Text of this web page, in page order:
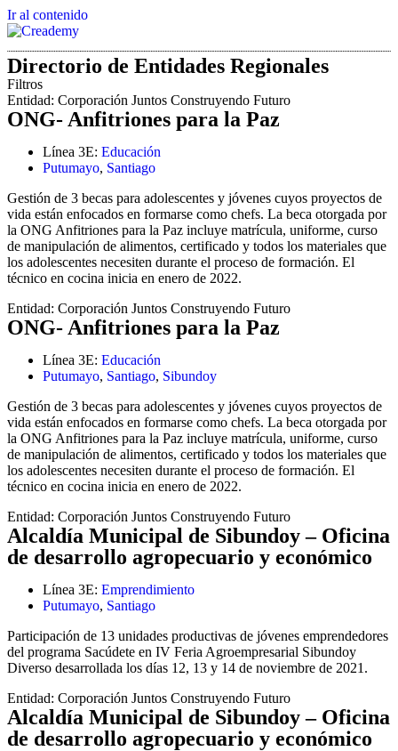
Ir al contenido
Directorio de Entidades Regionales
Filtros
Entidad: Corporación Juntos Construyendo Futuro
ONG- Anfitriones para la Paz
Línea 3E: Educación
Putumayo, Santiago
Gestión de 3 becas para adolescentes y jóvenes cuyos proyectos de
vida están enfocados en formarse como chefs. La beca otorgada por
la ONG Anfitriones para la Paz incluye matrícula, uniforme, curso
de manipulación de alimentos, certificado y todos los materiales que
los adolescentes necesiten durante el proceso de formación. El
técnico en cocina inicia en enero de 2022.
Entidad: Corporación Juntos Construyendo Futuro
ONG- Anfitriones para la Paz
Línea 3E: Educación
Putumayo, Santiago, Sibundoy
Gestión de 3 becas para adolescentes y jóvenes cuyos proyectos de
vida están enfocados en formarse como chefs. La beca otorgada por
la ONG Anfitriones para la Paz incluye matrícula, uniforme, curso
de manipulación de alimentos, certificado y todos los materiales que
los adolescentes necesiten durante el proceso de formación. El
técnico en cocina inicia en enero de 2022.
Entidad: Corporación Juntos Construyendo Futuro
Alcaldía Municipal de Sibundoy – Oficina
de desarrollo agropecuario y económico
Línea 3E: Emprendimiento
Putumayo, Santiago
Participación de 13 unidades productivas de jóvenes emprendedores
del programa Sacúdete en IV Feria Agroempresarial Sibundoy
Diverso desarrollada los días 12, 13 y 14 de noviembre de 2021.
Entidad: Corporación Juntos Construyendo Futuro
Alcaldía Municipal de Sibundoy – Oficina
de desarrollo agropecuario y económico